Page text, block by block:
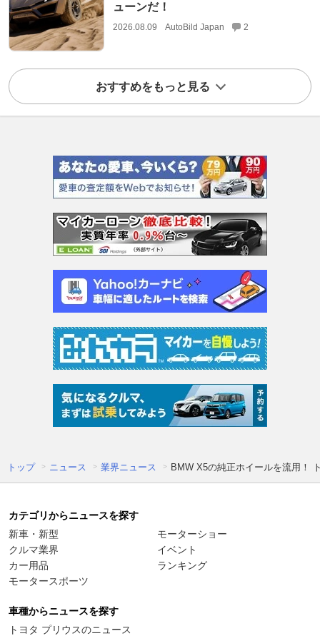
ューンだ！
2026.08.09 AutoBild Japan 2
おすすめをもっと見る
トップ ニュース 業界ニュース BMW X5の純正ホイールを流用！
カテゴリからニュースを探す
新車・新型
クルマ業界
カー用品
モータースポーツ
モーターショー
イベント
ランキング
車種からニュースを探す
トヨタ プリウスのニュース